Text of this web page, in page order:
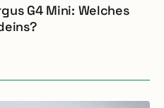
G4 Mini: Welches